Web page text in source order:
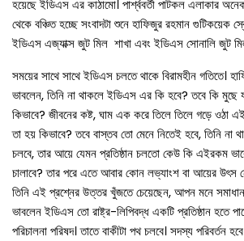
হয়েছে ইডিএস এর কাঠামো। পার্শ্ববর্তী পাটকল এলাকার
থেকে বঞ্চিত হচ্ছে সংবাদটা শুনে হাফিজুর রহমান গুটিকয়েক
ইডিএস এজ্যাক্স জুট মিল শাখা এবং ইডিএস সোনালি জুট
সময়ের সাথে সাথে ইডিএস চলতে থাকে বিরামহীন গতিতে।
ভাবলেন, তিনি না থাকলে ইডিএস এর কি হবে? তবে কি মুছে
কিভাবে? জীবনের কষ্ট, ঘাম এক করে তিলে তিলে গড়ে ওঠা
তা হয় কিভাবে? তবে বাস্তব তো মেনে নিতেই হবে, তিনি না
চলবে, তার আয়ে যেমন প্রতিষ্ঠান চলতো কেউ কি এইরকম
চালাবে? তার পরে এতে আবার কোন লভ্যাংশ বা আয়ের উৎস
তিনি এই প্রশ্নের উত্তর খুঁজতে চেয়েছেন, আপন মনে
ভাবলেন ইডিএস তো রাষ্ট্র-লিপিবদ্ধ একটি প্রতিষ্ঠান হতে
পরিচালনা পরিষদ। তাতে বাকীটা পথ চলবে। সদস্য পরিবর্তন